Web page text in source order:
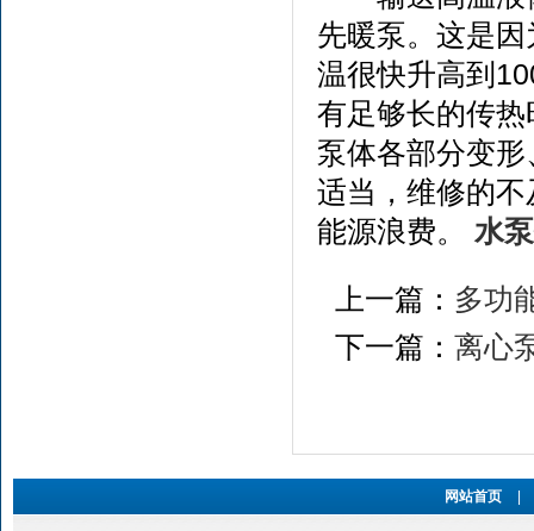
先暖泵。这是
温很快升高到
有足够长的传
泵体各部分变
适当，维修的
能源浪费。 水
上一篇： 多功
下一篇： 离心
网站首页